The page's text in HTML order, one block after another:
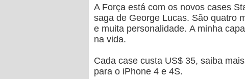
A Força está com os novos cases
saga de George Lucas. São quatro
e muita personalidade. A minha
na vida.
Cada case custa US$ 35, saiba
para o iPhone 4 e 4S.